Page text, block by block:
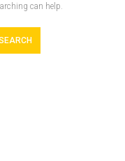
can help.